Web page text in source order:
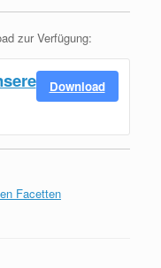
zur Verfügung:
Download
Facetten